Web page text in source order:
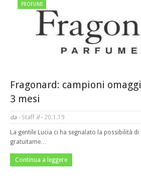
PROFUMI
Fragonard: campioni
3 mesi
da - Staff il - 20.1.19
La gentile Lucia ci ha segnalato la possibilità
gratuitame…
Continua a leggere